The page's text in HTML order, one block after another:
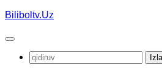
Skip
content
Biliboltv.Uz
Qidirshish: